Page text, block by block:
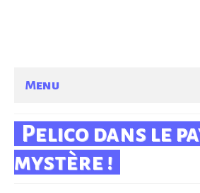
Menu
Pelico dans le
mystère !